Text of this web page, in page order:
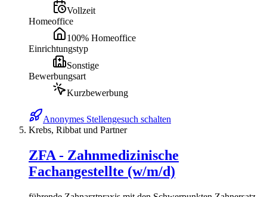
Vollzeit
Homeoffice
100% Homeoffice
Einrichtungstyp
Sonstige
Bewerbungsart
Kurzbewerbung
Anonymes Stellengesuch schalten
Krebs, Ribbat und Partner
ZFA - Zahnmedizinische
Fachangestellte (w/m/d)